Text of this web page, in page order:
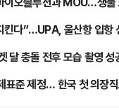
킨다”…UPA, 울산항 입항
달 충돌 전후 모습 촬영 성
표준 제정… 한국 첫 의장